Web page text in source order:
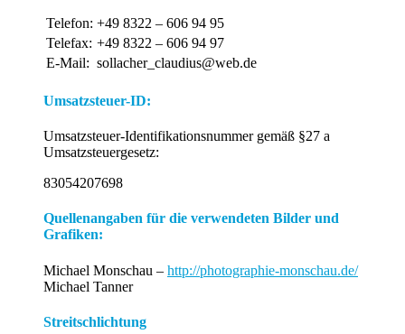
Telefon: +49 8322 – 606 94 95
Telefax: +49 8322 – 606 94 97
E-Mail: sollacher_claudius@web.de
Umsatzsteuer-ID:
Umsatzsteuer-Identifikationsnummer gemäß §27 a
Umsatzsteuergesetz:
83054207698
Quellenangaben für die verwendeten Bilder und
Grafiken:
Michael Monschau – http://photographie-monschau.de/
Michael Tanner
Streitschlichtung